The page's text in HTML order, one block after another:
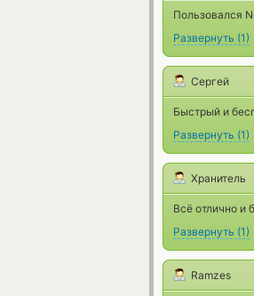
Пользовался
Развернуть (1)
Сергей
Быстрый и
Развернуть (1)
Хранитель
Всё отлично и
Развернуть (1)
Ramzes